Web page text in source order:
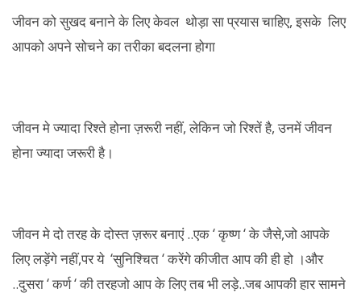
जीवन को सुखद बनाने के लिए केवल थोड़ा सा प्रयास चाहिए, इसके लिए
आपको अपने सोचने का तरीका बदलना होगा
जीवन मे ज्यादा रिश्ते होना ज़रूरी नहीं, लेकिन जो रिश्तें है, उनमें जीवन
होना ज्यादा जरूरी है।
जीवन मे दो तरह के दोस्त ज़रूर बनाएं ..एक ‘ कृष्ण ‘ के जैसे,जो आपके
लिए लड़ेंगे नहीं,पर ये ‘सुनिश्चित ‘ करेंगे कीजीत आप की ही हो ।और
..दुसरा ‘ कर्ण ‘ की तरहजो आप के लिए तब भी लड़े..जब आपकी हार सामने